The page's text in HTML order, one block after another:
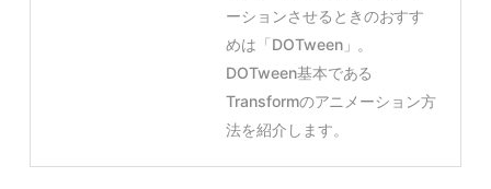
ーションさせるときのおすす
めは「DOTween」。
DOTween基本である
Transformのアニメーション方
法を紹介します。